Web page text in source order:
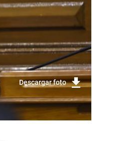
Descargar foto